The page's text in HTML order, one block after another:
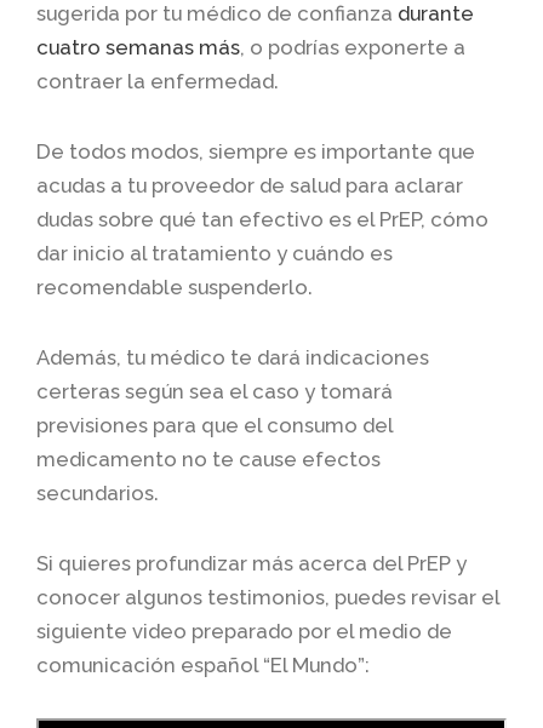
sugerida por tu médico de confianza durante
cuatro semanas más, o podrías exponerte a
contraer la enfermedad.
De todos modos, siempre es importante que
acudas a tu proveedor de salud para aclarar
dudas sobre qué tan efectivo es el PrEP, cómo
dar inicio al tratamiento y cuándo es
recomendable suspenderlo.
Además, tu médico te dará indicaciones
certeras según sea el caso y tomará
previsiones para que el consumo del
medicamento no te cause efectos
secundarios.
Si quieres profundizar más acerca del PrEP y
conocer algunos testimonios, puedes revisar el
siguiente video preparado por el medio de
comunicación español “El Mundo”: